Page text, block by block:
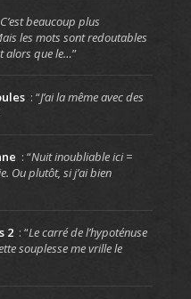
C’est beaucoup plus
les mots sont redoutables
alors que le…”
: “J’ai la même avec des
: “Nuit inoubliable ici =
Ou plutôt, si j’ai bien
2 : “Le carré de l’hypoténuse
souplesse me vrille le